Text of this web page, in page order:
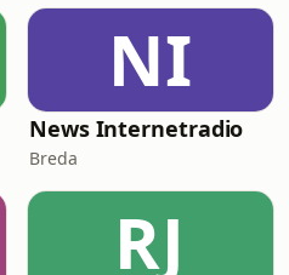
NI
News Internetradio
Breda
RJ